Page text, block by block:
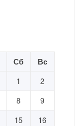
Сб Вс
1
2
8 9
15
16